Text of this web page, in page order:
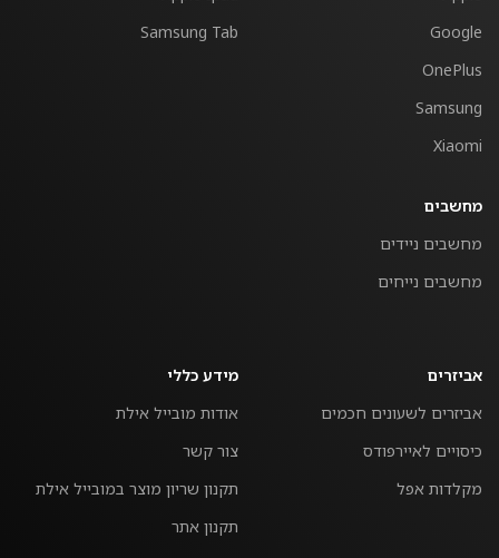
Google
OnePlus
Samsung
Xiaomi
מחשבים
מחשבים ניידים
מחשבים נייחים
Samsung Tab
אביזרים
אביזרים לשעונים חכמים
כיסויים לאיירפודס
מקלדות אפל
מידע כללי
אודות מובייל אילת
צור קשר
תקנון שריון מוצר במובייל אילת
תקנון אתר